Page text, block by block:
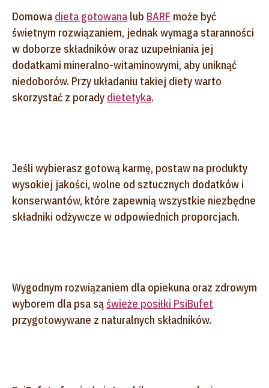
Domowa dieta gotowana lub BARF może być
świetnym rozwiązaniem, jednak wymaga staranności
w doborze składników oraz uzupełniania jej
dodatkami mineralno-witaminowymi, aby uniknąć
niedoborów. Przy układaniu takiej diety warto
skorzystać z porady dietetyka.
Jeśli wybierasz gotową karmę, postaw na produkty
wysokiej jakości, wolne od sztucznych dodatków i
konserwantów, które zapewnią wszystkie niezbędne
składniki odżywcze w odpowiednich proporcjach.
Wygodnym rozwiązaniem dla opiekuna oraz zdrowym
wyborem dla psa sąświeże posiłki PsiBufet
przygotowywane z naturalnych składników.